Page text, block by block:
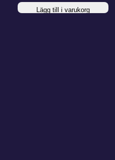
Lägg till i varukorg